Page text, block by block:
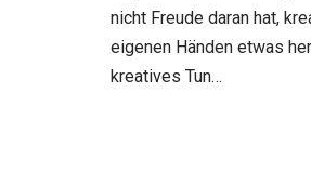
nicht Freude daran hat,
eigenen Händen etwas
kreatives Tun…